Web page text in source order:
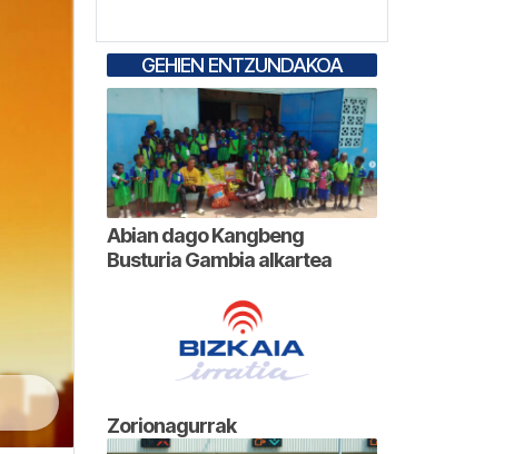
GEHIEN ENTZUNDAKOA
Abian dago Kangbeng
Busturia Gambia alkartea
Zorionagurrak